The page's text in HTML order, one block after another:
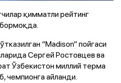
қимматли рейтинг
“Madison” пойгаси
Сергей Ростовцев ва
Ўзбекистон миллий терма
чемпионга айланди.